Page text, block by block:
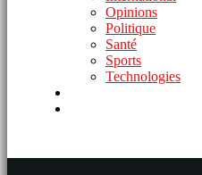
Opinions
Politique
Santé
Sports
Technologies